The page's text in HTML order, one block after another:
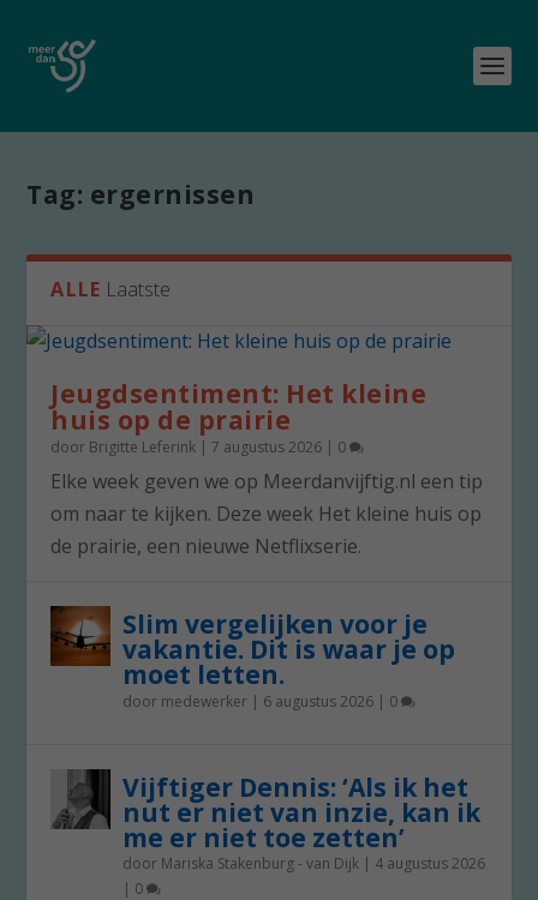
Tag: ergernissen
ALLE Laatste
Jeugdsentiment: Het kleine
huis op de prairie
door Brigitte Leferink |7 augustus 2026 | 0
Elke week geven we op Meerdanvijftig.nl een tip
om naar te kijken. Deze week Het kleine huis op
de prairie, een nieuwe Netflixserie.
Slim vergelijken voor je
vakantie. Dit is waar je op
moet letten.
door medewerker | 6 augustus 2026 | 0
Vijftiger Dennis: ‘Als ik het
nut er niet van inzie, kan ik
me er niet toe zetten’
door Mariska Stakenburg - van Dijk | 4 augustus 2026
| 0